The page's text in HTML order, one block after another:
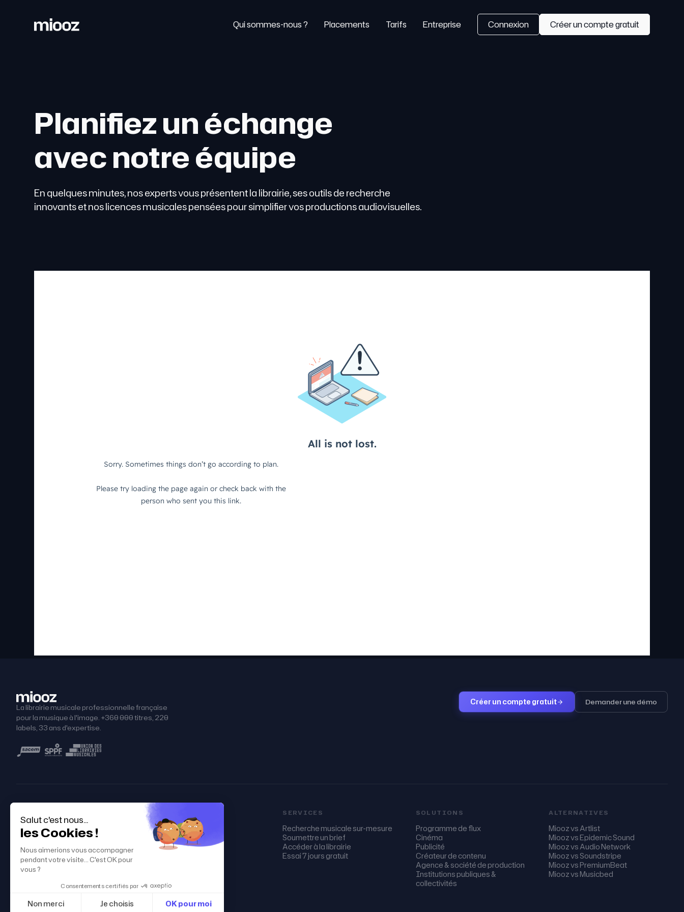
Qui sommes-nous ? Placements Tarifs Entreprise Connexion Créer un compte gratuit
Planifiez un échange
avec notre équipe
En quelques minutes, nos experts vous présentent la librairie, ses outils de recherche
innovants et nos licences musicales pensées pour simplifier vos productions audiovisuelles.
La librairie musicale professionnelle française
pour la musique à l'image. +360 000 titres, 220
labels, 33 ans d'expertise.
Créer un compte gratuit Demander une démo
Qui sommes-nous ?
Nos placements
Contact
Blog
OFFRES & TARIFS
Tarifs
Abonnements
Licences unitaires
SERVICES
Recherche musicale sur-mesure
Soumettre un brief
Accéder à la librairie
Essai 7 jours gratuit
SOLUTIONS
Programme de flux
Cinéma
Publicité
Créateur de contenu
Agence & société de production
Institutions publiques &
collectivités
ALTERNATIVES
Miooz vs Artlist
Miooz vs Epidemic Sound
Miooz vs Audio Network
Miooz vs Soundstripe
Miooz vs PremiumBeat
Miooz vs Musicbed